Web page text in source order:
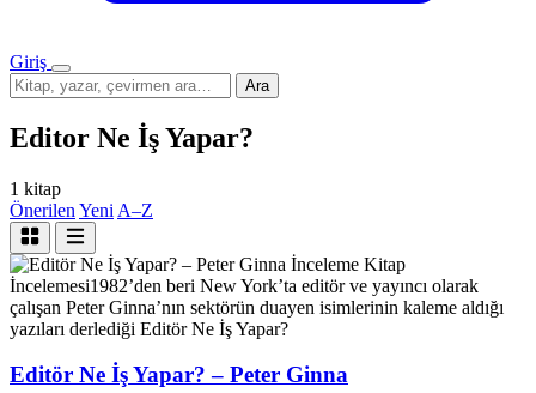
Giriş
Menü
Sitede
ara
Ara
Editor Ne İş Yapar?
1 kitap
Önerilen Yeni A–Z
İnceleme Kitap
İncelemesi1982’den beri New York’ta editör ve yayıncı olarak
çalışan Peter Ginna’nın sektörün duayen isimlerinin kaleme aldığı
yazıları derlediği Editör Ne İş Yapar?
Editör Ne İş Yapar? – Peter Ginna